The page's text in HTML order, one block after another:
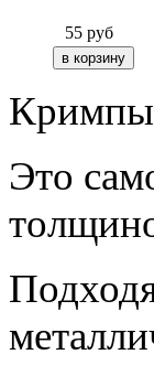
55 руб
Кримпы
Это